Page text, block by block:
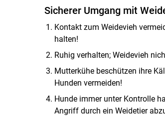
Sicherer Umgang mit
Kontakt zum Weidevieh
halten!
Ruhig verhalten; Weidevieh
Mutterkühe beschützen ihre
Hunden vermeiden!
Hunde immer unter Kontrolle
Angriff durch ein Weidetier